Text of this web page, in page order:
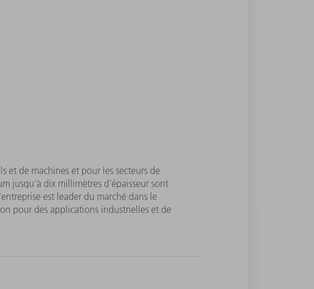
et de machines et pour les secteurs de
jusqu'à dix millimètres d'épaisseur sont
est leader du marché dans le
pour des applications industrielles et de